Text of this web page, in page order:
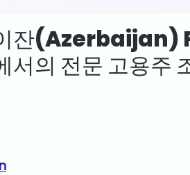
잔(Azerbaijan)
서의 전문 고용주